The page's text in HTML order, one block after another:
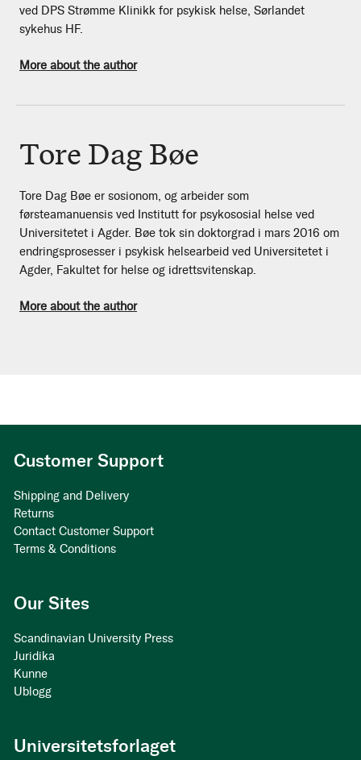
ved DPS Strømme Klinikk for psykisk helse, Sørlandet
sykehus HF.
More about the author
Tore Dag Bøe
Tore Dag Bøe er sosionom, og arbeider som
førsteamanuensis ved Institutt for psykososial helse ved
Universitetet i Agder. Bøe tok sin doktorgrad i mars 2016 om
endringsprosesser i psykisk helsearbeid ved Universitetet i
Agder, Fakultet for helse og idrettsvitenskap.
More about the author
Customer Support
Shipping and Delivery
Returns
Contact Customer Support
Terms & Conditions
Our Sites
Scandinavian University Press
Juridika
Kunne
Ublogg
Universitetsforlaget